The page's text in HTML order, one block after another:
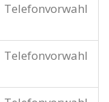
Telefonvorwahl
Telefonvorwahl